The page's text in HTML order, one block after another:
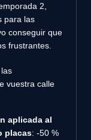
2,
para las
conseguir que
frustrantes.
vuestra calle
aplicada al
placas: -50 %